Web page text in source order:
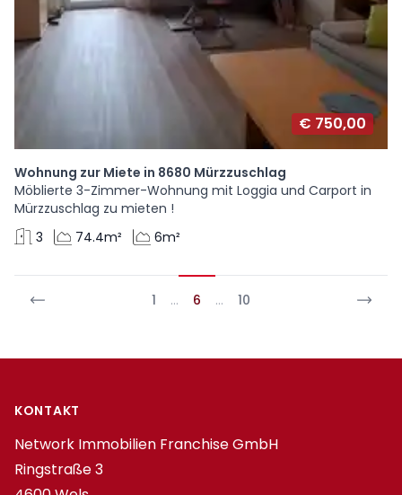
€ 750,00
Wohnung zur Miete in 8680 Mürzzuschlag
Möblierte 3-Zimmer-Wohnung mit Loggia und Carport in
Mürzzuschlag zu mieten !
3
74.4m² 6m²
1 … 6 … 10
Footer
KONTAKT
Network Immobilien Franchise GmbH
Ringstraße 3